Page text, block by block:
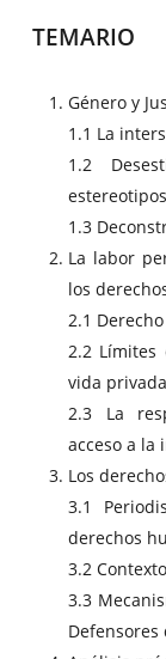
TEMARIO
Género y
1.1 La
1.2
estereotipos
1.3
La labor
los
2.1
2.2
vida
2.3 La
acceso a la
Los
3.1
derechos
3.2
3.3
Defensores